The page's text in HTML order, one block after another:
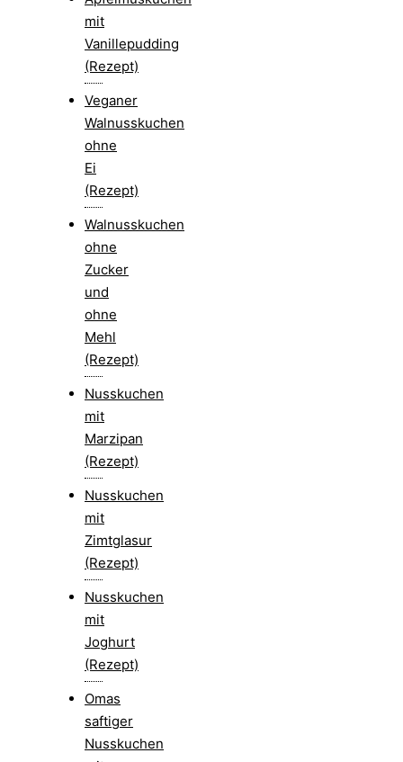
mit
Vanillepudding
(Rezept)
Veganer
Walnusskuchen
ohne
Ei
(Rezept)
Walnusskuchen
ohne
Zucker
und
ohne
Mehl
(Rezept)
Nusskuchen
mit
Marzipan
(Rezept)
Nusskuchen
mit
Zimtglasur
(Rezept)
Nusskuchen
mit
Joghurt
(Rezept)
Omas
saftiger
Nusskuchen